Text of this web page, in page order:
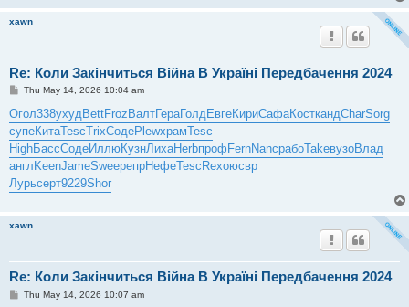
xawn
Re: Коли Закінчиться Війна В Україні Передбачення 2024
P
s
t
Thu May 14, 2026 10:04 am
Огол338ухудBettFroz ВалтГераГолдЕвгеКириСафаКосткандCharSorg
супеКитаTescTrixСодеPlewхрамTesc
HighБассСодеИллюКузнЛихаHerbпроф FernNancрабоTakeвузоВлад
англ KeenJameSweeрепрНефеTesc Rexoюсвр
Лурьсерт9229Shor
xawn
Re: Коли Закінчиться Війна В Україні Передбачення 2024
PThu May 14, 2026 10:07 am